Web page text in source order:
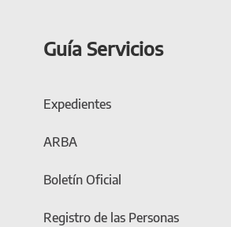
Guía Servicios
Expedientes
ARBA
Boletín Oficial
Registro de las Personas